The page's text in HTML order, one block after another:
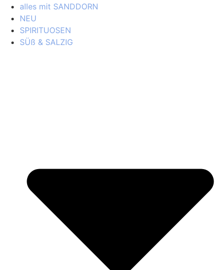
alles mit SANDDORN
NEU
SPIRITUOSEN
SÜß & SALZIG